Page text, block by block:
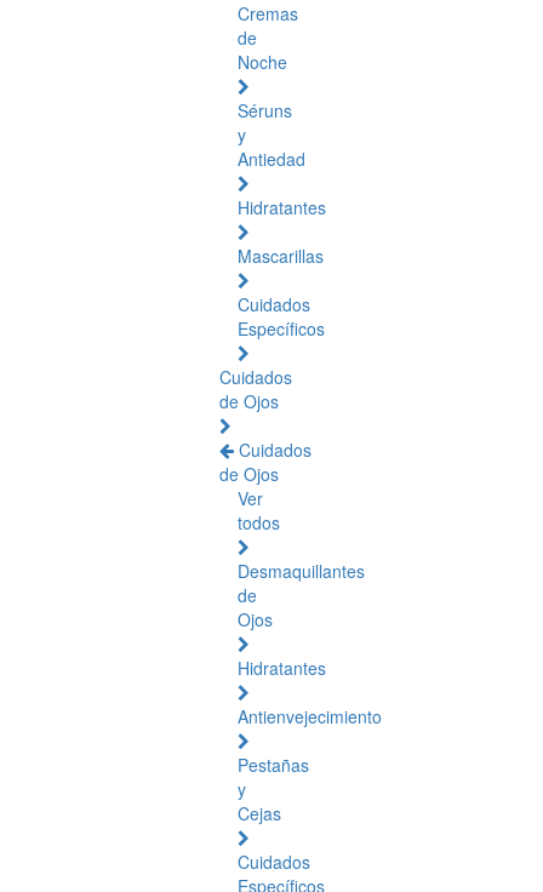
Cremas
de
Noche
Séruns
y
Antiedad
Hidratantes
Mascarillas
Cuidados
Específicos
Cuidados
de Ojos
Cuidados
de Ojos
Ver
todos
Desmaquillantes
de
Ojos
Hidratantes
Antienvejecimiento
Pestañas
y
Cejas
Cuidados
Específicos